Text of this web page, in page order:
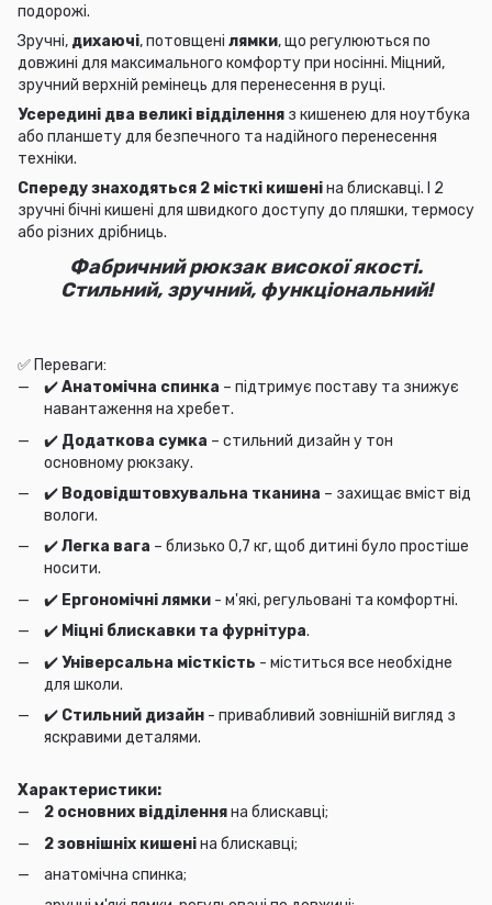
подорожі.
Зручні, дихаючі, потовщені лямки, що регулюються по
довжині для максимального комфорту при носінні. Міцний,
зручний верхній ремінець для перенесення в руці.
Усередині два великі відділення з кишенею для ноутбука
або планшету для безпечного та надійного перенесення
техніки.
Спереду знаходяться 2 місткі кишеніна блискавці. І 2
зручні бічні кишені для швидкого доступу до пляшки, термосу
або різних дрібниць.
Фабричний рюкзак високої якості.
Стильний, зручний, функціональний!
✅ Переваги:
✔️Анатомічна спинка – підтримує поставу та знижує
навантаження на хребет.
✔️ Додаткова сумка – стильний дизайн у тон
основному рюкзаку.
✔️ Водовідштовхувальна тканина – захищає вміст від
вологи.
✔️Легка вага – близько 0,7 кг, щоб дитині було простіше
носити.
✔️ Ергономічні лямки - м'які, регульовані та комфортні.
✔️ Міцні блискавки та фурнітура.
✔️Універсальна місткість - міститься все необхідне
для школи.
✔️ Стильний дизайн - привабливий зовнішній вигляд з
яскравими деталями.
Характеристики:
2 основних відділенняна блискавці;
2 зовнішніх кишеніна блискавці;
анатомічна спинка;